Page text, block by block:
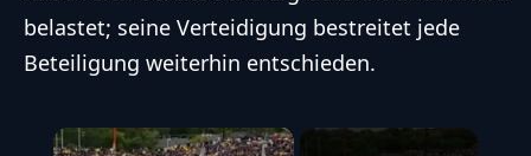
belastet; seine Verteidigung bestreitet jede
Beteiligung weiterhin entschieden.
×